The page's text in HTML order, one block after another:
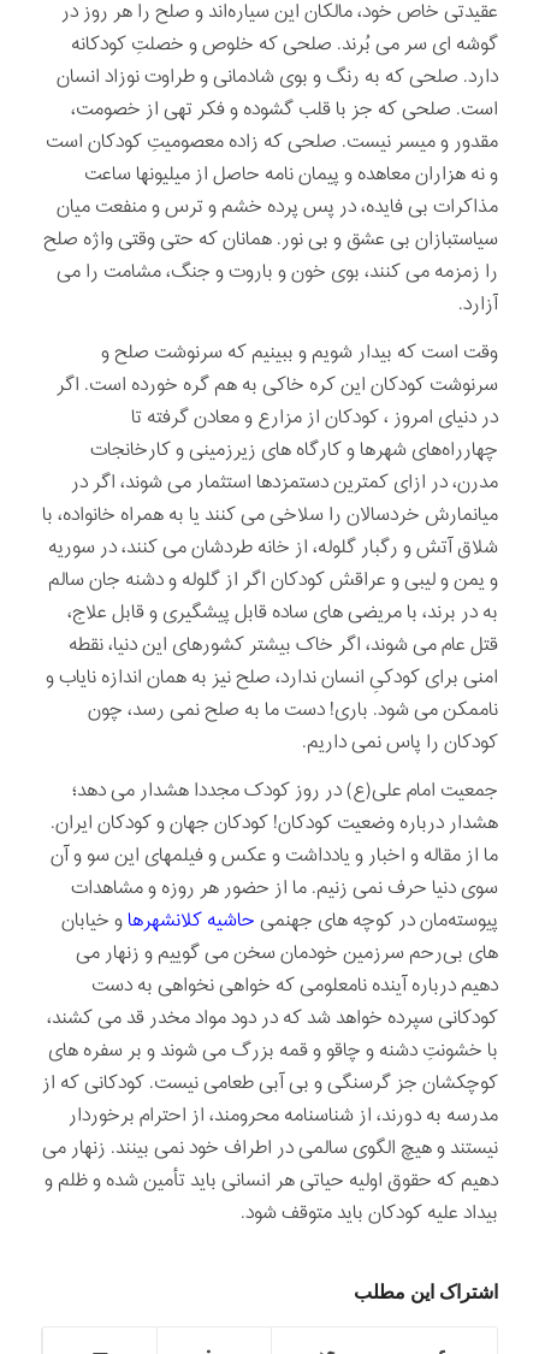
عقیدتی خاص خود، مالکان این سیاره‌اند و صلح را هر روز در
گوشه ای سر می بُرند. صلحی که خلوص و خصلتِ کودکانه
دارد. صلحی که به رنگ و بوی شادمانی و طراوت نوزاد انسان
است. صلحی که جز با قلب گشوده و فکر تهی از خصومت،
مقدور و میسر نیست. صلحی که زاده معصومیتِ کودکان است
و نه هزاران معاهده و پیمان نامه حاصل از میلیونها ساعت
مذاکرات بی فایده، در پس پرده خشم و ترس و منفعت میان
سیاستبازان بی عشق و بی نور. همانان که حتی وقتی واژه صلح
را زمزمه می کنند، بوی خون و باروت و جنگ، مشامت را می
آزارد.
وقت است که بیدار شویم و ببینیم که سرنوشت صلح و
سرنوشت کودکان این کره خاکی به هم گره خورده است. اگر
در دنیای امروز ، کودکان از مزارع و معادن گرفته تا
چهارراه‌های شهرها و کارگاه های زیرزمینی و کارخانجات
مدرن، در ازای کمترین دستمزدها استثمار می شوند، اگر در
میانمارش خردسالان را سلاخی می کنند یا به همراه خانواده، با
شلاق آتش و رگبار گلوله، از خانه طردشان می کنند، در سوریه
و یمن و لیبی و عراقش کودکان اگر از گلوله و دشنه جان سالم
به در برند، با مریضی های ساده قابل پیشگیری و قابل علاج،
قتل عام می شوند، اگر خاک بیشتر کشورهای این دنیا، نقطه
امنی برای کودکیِ انسان ندارد، صلح نیز به همان اندازه نایاب و
ناممکن می شود. باری! دست ما به صلح نمی رسد، چون
کودکان را پاس نمی داریم.
جمعیت امام علی(ع) در روز کودک مجددا هشدار می دهد؛
هشدار درباره وضعیت کودکان! کودکان جهان و کودکان ایران.
ما از مقاله و اخبار و یادداشت و عکس و فیلمهای این سو و آن
سوی دنیا حرف نمی زنیم. ما از حضور هر روزه و مشاهدات
پیوسته‌مان در کوچه های جهنمیحاشیه کلانشهرهاو خیابان
های بی‌رحم سرزمین خودمان سخن می گوییم و زنهار می
دهیم درباره آینده نامعلومی که خواهی نخواهی به دست
کودکانی سپرده خواهد شد که در دود مواد مخدر قد می کشند،
با خشونتِ دشنه و چاقو و قمه بزرگ می شوند و بر سفره های
کوچکشان جز گرسنگی و بی آبی طعامی نیست. کودکانی که از
مدرسه به دورند، از شناسنامه محرومند، از احترام برخوردار
نیستند و هیچ الگوی سالمی در اطراف خود نمی بینند. زنهار می
دهیم که حقوق اولیه حیاتی هر انسانی باید تأمین شده و ظلم و
بیداد علیه کودکان باید متوقف شود.
اشتراک این مطلب